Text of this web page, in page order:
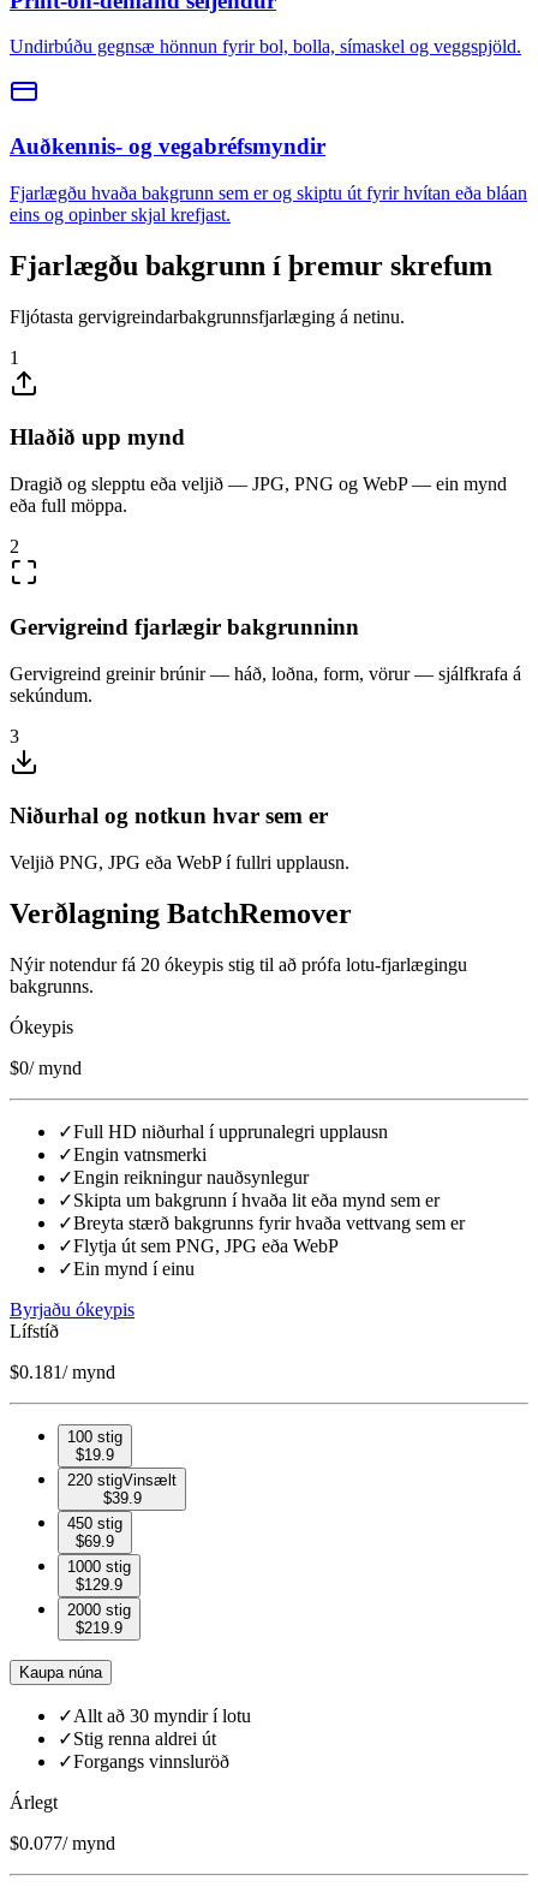
Undirbúðu gegnsæ hönnun fyrir bol, bolla, símaskel og veggspjöld.
Auðkennis- og vegabréfsmyndir
Fjarlægðu hvaða bakgrunn sem er og skiptu út fyrir hvítan eða bláan
eins og opinber skjal krefjast.
Fjarlægðu bakgrunn í þremur skrefum
Fljótasta gervigreindarbakgrunnsfjarlæging á netinu.
1
Hlaðið upp mynd
Dragið og slepptu eða veljið — JPG, PNG og WebP — ein mynd
eða full möppa.
2
Gervigreind fjarlægir bakgrunninn
Gervigreind greinir brúnir — háð, loðna, form, vörur — sjálfkrafa á
sekúndum.
3
Niðurhal og notkun hvar sem er
Veljið PNG, JPG eða WebP í fullri upplausn.
Verðlagning BatchRemover
Nýir notendur fá 20 ókeypis stig til að prófa lotu-fjarlægingu
bakgrunns.
Ókeypis
$0/ mynd
✓Full HD niðurhal í upprunalegri upplausn
✓Engin vatnsmerki
✓Engin reikningur nauðsynlegur
✓Skipta um bakgrunn í hvaða lit eða mynd sem er
✓Breyta stærð bakgrunns fyrir hvaða vettvang sem er
✓Flytja út sem PNG, JPG eða WebP
✓Ein mynd í einu
Byrjaðu ókeypis
Lífstíð
$0.181/ mynd
100 stig
$19.9
220 stigVinsælt
$39.9
450 stig
$69.9
1000 stig
$129.9
2000 stig
$219.9
Kaupa núna
✓Allt að 30 myndir í lotu
✓Stig renna aldrei út
✓Forgangs vinnsluröð
Árlegt
$0.077/ mynd